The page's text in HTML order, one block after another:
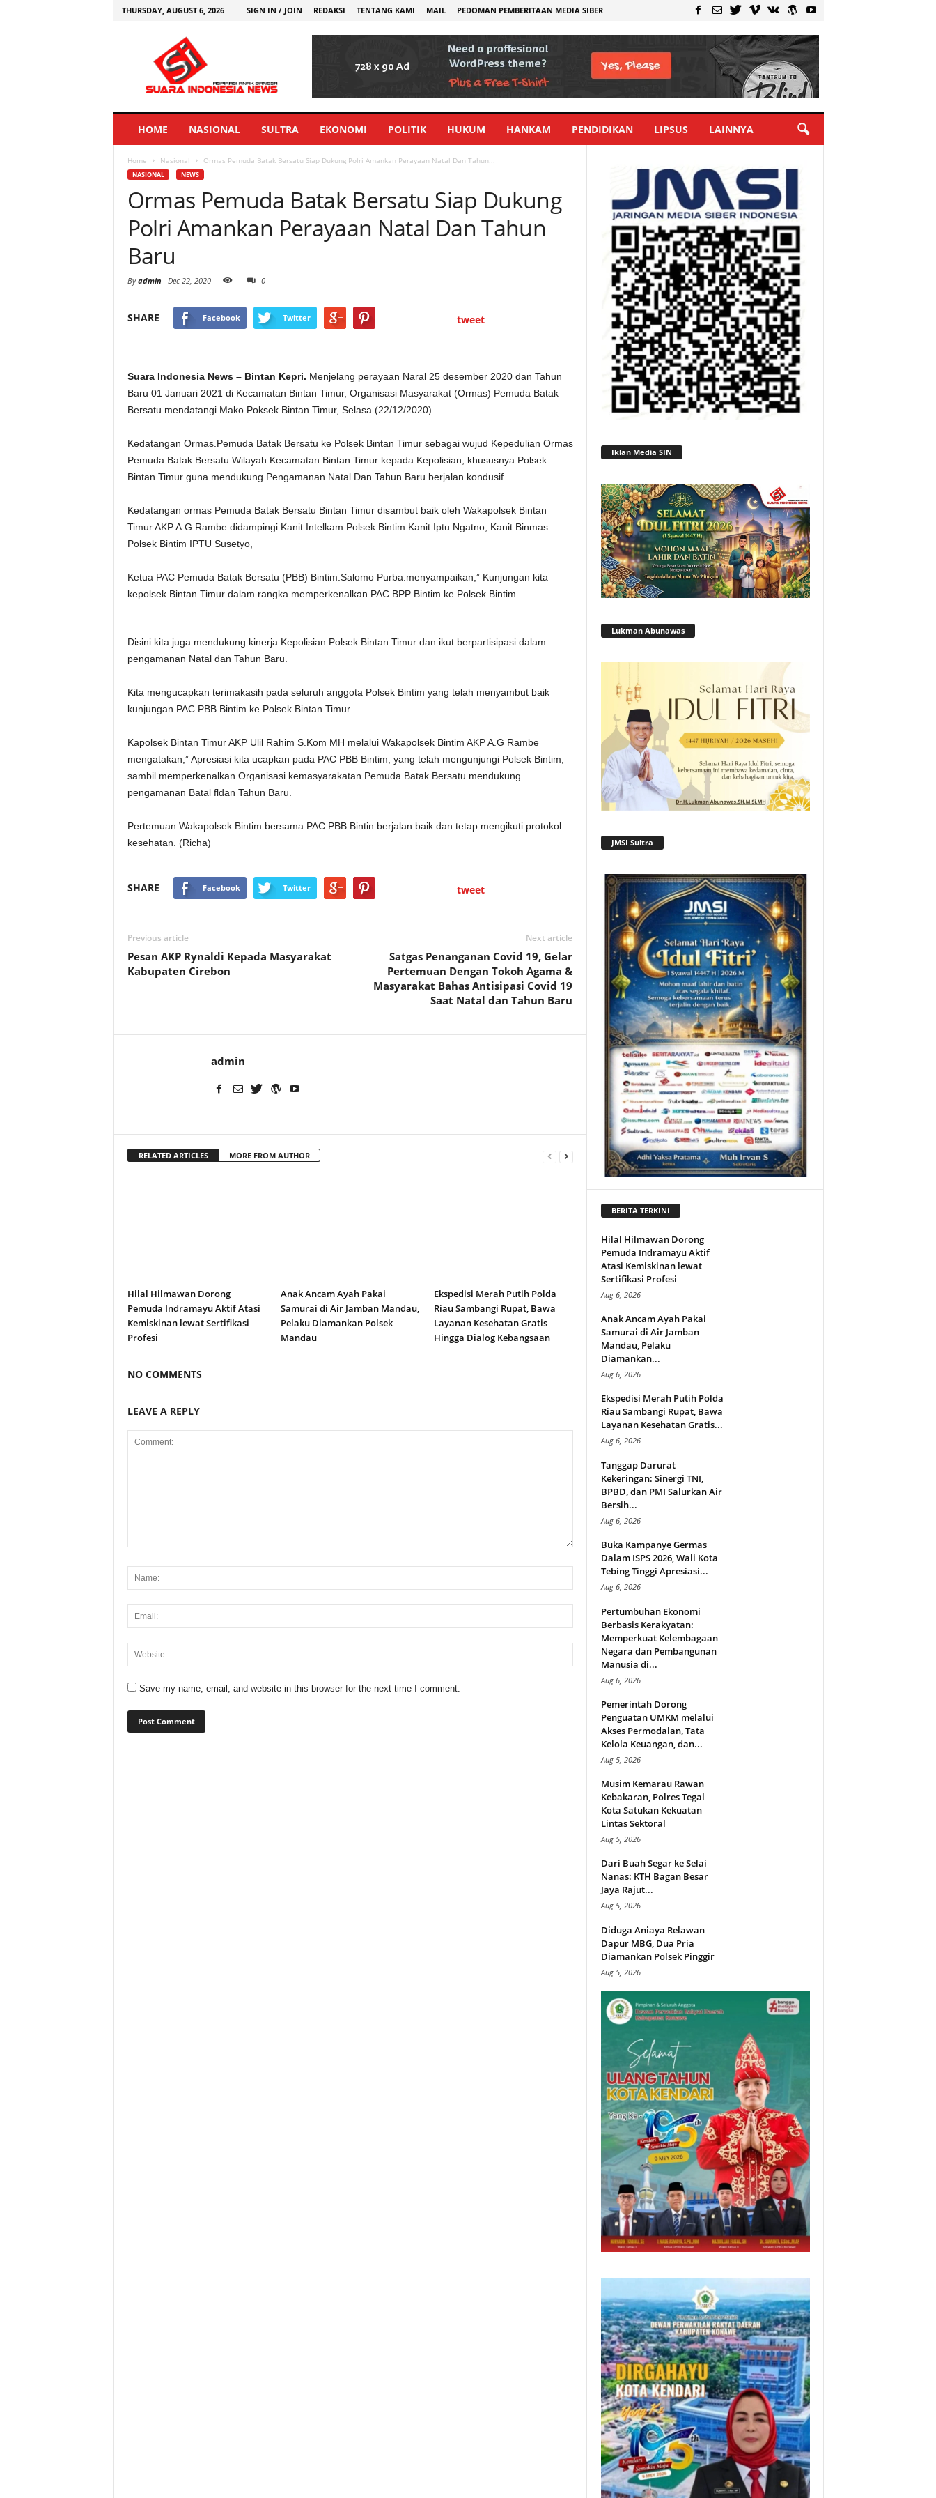
THURSDAY, AUGUST 6, 2026 SIGN IN / JOIN REDAKSI TENTANG KAMI MAIL PEDOMAN PEMBERITAAN MEDIA SIBER
HOME NASIONAL SULTRA EKONOMI POLITIK HUKUM HANKAM PENDIDIKAN LIPSUS LAINNYA
Home Nasional Ormas Pemuda Batak Bersatu Siap Dukung Polri Amankan Perayaan Natal Dan Tahun...
NASIONAL NEWS
Ormas Pemuda Batak Bersatu Siap Dukung
Polri Amankan Perayaan Natal Dan Tahun
Baru
Byadmin - Dec 22, 2020 0
SHARE Facebook Twitter tweet
Suara Indonesia News – Bintan Kepri. Menjelang perayaan Naral 25 desember 2020 dan Tahun
Baru 01 Januari 2021 di Kecamatan Bintan Timur, Organisasi Masyarakat (Ormas) Pemuda Batak
Bersatu mendatangi Mako Poksek Bintan Timur, Selasa (22/12/2020)
Kedatangan Ormas.Pemuda Batak Bersatu ke Polsek Bintan Timur sebagai wujud Kepedulian Ormas
Pemuda Batak Bersatu Wilayah Kecamatan Bintan Timur kepada Kepolisian, khususnya Polsek
Bintan Timur guna mendukung Pengamanan Natal Dan Tahun Baru berjalan kondusif.
Kedatangan ormas Pemuda Batak Bersatu Bintan Timur disambut baik oleh Wakapolsek Bintan
Timur AKP A.G Rambe didampingi Kanit Intelkam Polsek Bintim Kanit Iptu Ngatno, Kanit Binmas
Polsek Bintim IPTU Susetyo,
Ketua PAC Pemuda Batak Bersatu (PBB) Bintim.Salomo Purba.menyampaikan,” Kunjungan kita
kepolsek Bintan Timur dalam rangka memperkenalkan PAC BPP Bintim ke Polsek Bintim.
Disini kita juga mendukung kinerja Kepolisian Polsek Bintan Timur dan ikut berpartisipasi dalam
pengamanan Natal dan Tahun Baru.
Kita mengucapkan terimakasih pada seluruh anggota Polsek Bintim yang telah menyambut baik
kunjungan PAC PBB Bintim ke Polsek Bintan Timur.
Kapolsek Bintan Timur AKP Ulil Rahim S.Kom MH melalui Wakapolsek Bintim AKP A.G Rambe
mengatakan,” Apresiasi kita ucapkan pada PAC PBB Bintim, yang telah mengunjungi Polsek Bintim,
sambil memperkenalkan Organisasi kemasyarakatan Pemuda Batak Bersatu mendukung
pengamanan Batal fldan Tahun Baru.
Pertemuan Wakapolsek Bintim bersama PAC PBB Bintin berjalan baik dan tetap mengikuti protokol
kesehatan. (Richa)
SHARE Facebook Twitter tweet
Previous article
Pesan AKP Rynaldi Kepada Masyarakat
Kabupaten Cirebon
Next article
Satgas Penanganan Covid 19, Gelar
Pertemuan Dengan Tokoh Agama &
Masyarakat Bahas Antisipasi Covid 19
Saat Natal dan Tahun Baru
admin
RELATED ARTICLES MORE FROM AUTHOR
Hilal Hilmawan Dorong
Pemuda Indramayu Aktif Atasi
Kemiskinan lewat Sertifikasi
Profesi
Anak Ancam Ayah Pakai
Samurai di Air Jamban Mandau,
Pelaku Diamankan Polsek
Mandau
Ekspedisi Merah Putih Polda
Riau Sambangi Rupat, Bawa
Layanan Kesehatan Gratis
Hingga Dialog Kebangsaan
NO COMMENTS
LEAVE A REPLY
Save my name, email, and website in this browser for the next time I comment.
Iklan Media SIN
Lukman Abunawas
JMSI Sultra
BERITA TERKINI
Hilal Hilmawan Dorong
Pemuda Indramayu Aktif
Atasi Kemiskinan lewat
Sertifikasi Profesi
Aug 6, 2026
Anak Ancam Ayah Pakai
Samurai di Air Jamban
Mandau, Pelaku
Diamankan...
Aug 6, 2026
Ekspedisi Merah Putih Polda
Riau Sambangi Rupat, Bawa
Layanan Kesehatan Gratis...
Aug 6, 2026
Tanggap Darurat
Kekeringan: Sinergi TNI,
BPBD, dan PMI Salurkan Air
Bersih...
Aug 6, 2026
Buka Kampanye Germas
Dalam ISPS 2026, Wali Kota
Tebing Tinggi Apresiasi...
Aug 6, 2026
Pertumbuhan Ekonomi
Berbasis Kerakyatan:
Memperkuat Kelembagaan
Negara dan Pembangunan
Manusia di...
Aug 6, 2026
Pemerintah Dorong
Penguatan UMKM melalui
Akses Permodalan, Tata
Kelola Keuangan, dan...
Aug 5, 2026
Musim Kemarau Rawan
Kebakaran, Polres Tegal
Kota Satukan Kekuatan
Lintas Sektoral
Aug 5, 2026
Dari Buah Segar ke Selai
Nanas: KTH Bagan Besar
Jaya Rajut...
Aug 5, 2026
Diduga Aniaya Relawan
Dapur MBG, Dua Pria
Diamankan Polsek Pinggir
Aug 5, 2026